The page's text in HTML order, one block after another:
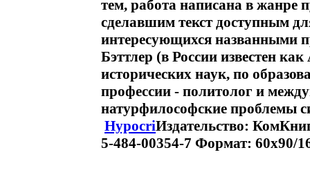
тем, работа написана в жанре
сделавшим текст доступным
интересующихся названными
Бэттлер (в России известен
исторических наук, по
профессии - политолог и
натурфилософские проблемы
HypocriИздательство:
5-484-00354-7 Формат: 60x90/